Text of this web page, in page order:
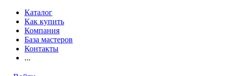
Каталог
Как купить
Компания
База мастеров
Контакты
...